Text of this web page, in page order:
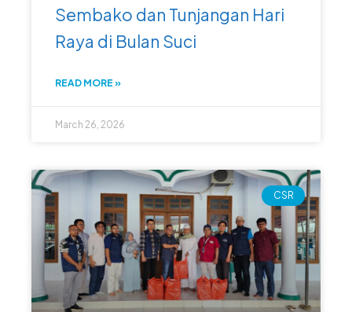
Sembako dan Tunjangan Hari
Raya di Bulan Suci
READ MORE »
March 26, 2026
CSR